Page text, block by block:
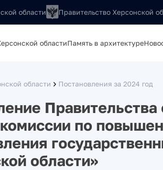
области Правительство Херсонской
областиПамять в архитектуре
области Постановления за 2024 год
по
области»